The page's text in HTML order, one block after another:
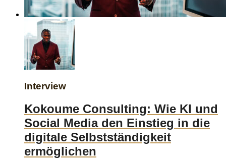
Interview
Kokoume Consulting: Wie KI und
Social Media den Einstieg in die
digitale Selbstständigkeit
ermöglichen